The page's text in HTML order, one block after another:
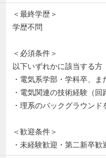
＜最終学歴＞
学歴不問
＜必須条件＞
以下いずれかに該当する方
・電気系学部・学科卒、
・電気関連の技術経験（回
・理系のバックグラウンド
＜歓迎条件＞
・未経験歓迎・第二新卒歓